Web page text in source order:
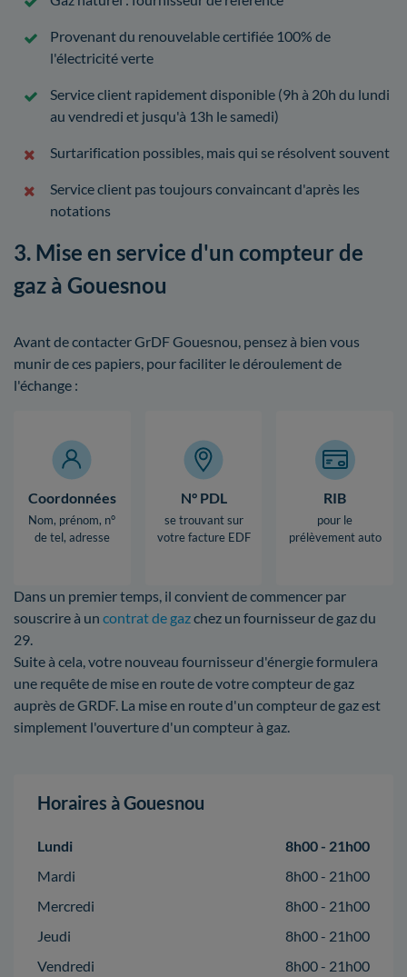
Provenant du renouvelable certifiée 100% de
l'électricité verte
Service client rapidement disponible (9h à 20h du lundi
au vendredi et jusqu'à 13h le samedi)
Surtarification possibles, mais qui se résolvent souvent
Service client pas toujours convaincant d'après les
notations
3. Mise en service d'un compteur de
gaz à Gouesnou
Avant de contacter GrDF Gouesnou, pensez à bien vous
munir de ces papiers, pour faciliter le déroulement de
l'échange :
Coordonnées
Nom, prénom, n°
de tel, adresse
N° PDL
se trouvant sur
votre facture EDF
RIB
pour le
prélèvement auto
Dans un premier temps, il convient de commencer par
souscrire à un contrat de gazchez un fournisseur de gaz du
29.
Suite à cela, votre nouveau fournisseur d'énergie formulera
une requête de mise en route de votre compteur de gaz
auprès de GRDF. La mise en route d'un compteur de gaz est
simplement l'ouverture d'un compteur à gaz.
Horaires à Gouesnou
Lundi
8h00 - 21h00
Mardi
8h00 - 21h00
Mercredi
8h00 - 21h00
Jeudi
8h00 - 21h00
Vendredi
8h00 - 21h00